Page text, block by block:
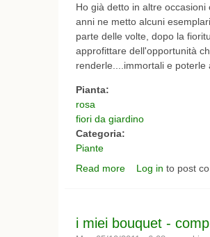
Ho già detto in altre
anni ne metto alcuni
parte delle volte, dopo la
approfittare dell'opportunità
renderle....immortali e
Pianta:
rosa
fiori da giardino
Categoria:
Piante
Read more about i miei fiori
Log in to post
i miei bouquet -